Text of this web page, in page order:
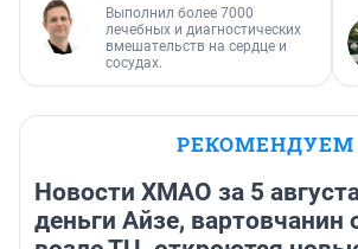
Выполнил более 7000
лечебных и диагностических
вмешательств на сердце и
сосудах.
РЕКОМЕНДУЕМ
Новости ХМАО за 5
деньги Айзе, вартовчанин